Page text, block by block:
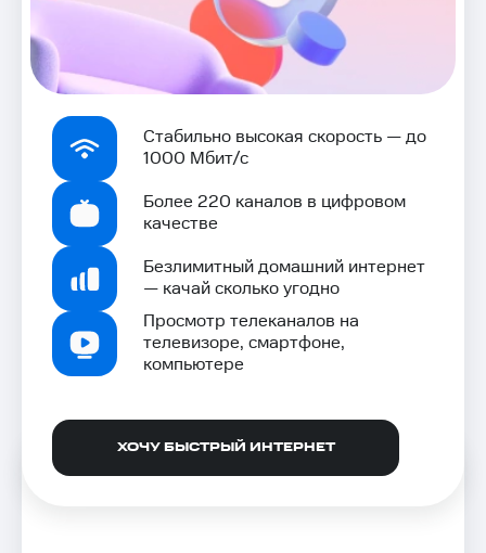
Стабильно высокая скорость — до
1000 Мбит/с
Более 220 каналов в цифровом
качестве
Безлимитный домашний интернет
— качай сколько угодно
Просмотр телеканалов на
телевизоре, смартфоне,
компьютере
ХОЧУ БЫСТРЫЙ ИНТЕРНЕТ